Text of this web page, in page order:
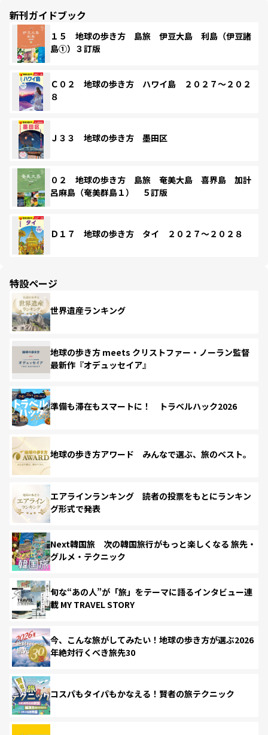
新刊ガイドブック
１５ 地球の歩き方 島旅 伊豆大島 利島（伊豆諸
島①）３訂版
Ｃ０２ 地球の歩き方 ハワイ島 ２０２７～２０２
８
Ｊ３３ 地球の歩き方 墨田区
０２ 地球の歩き方 島旅 奄美大島 喜界島 加計
呂麻島（奄美群島１） ５訂版
Ｄ１７ 地球の歩き方 タイ ２０２７～２０２８
特設ページ
世界遺産ランキング
地球の歩き方 meets クリストファー・ノーラン監督
最新作『オデュッセイア』
準備も滞在もスマートに！ トラベルハック2026
地球の歩き方アワード みんなで選ぶ、旅のベスト。
エアラインランキング 読者の投票をもとにランキン
グ形式で発表
Next韓国旅 次の韓国旅行がもっと楽しくなる 旅先・
グルメ・テクニック
旬な“あの人”が「旅」をテーマに語るインタビュー連
載 MY TRAVEL STORY
今、こんな旅がしてみたい！地球の歩き方が選ぶ2026
年絶対行くべき旅先30
コスパもタイパもかなえる！賢者の旅テクニック